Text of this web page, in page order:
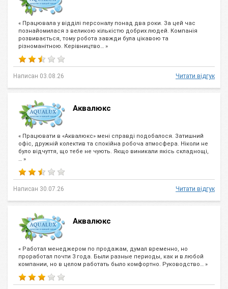
« Працювала у відділі персоналу понад два роки. За цей час
познайомилася з великою кількістю добрих людей. Компанія
розвивається, тому робота завжди була цікавою та
різноманітною. Керівництво… »
Написан 03.08.26 Читати відгук
Аквалюкс
« Працювати в «Аквалюкс» мені справді подобалося. Затишний
офіс, дружній колектив та спокійна робоча атмосфера. Ніколи не
було відчуття, що тебе не чують. Якщо виникали якісь складнощі,
… »
Написан 30.07.26 Читати відгук
Аквалюкс
« Работал менеджером по продажам, думал временно, но
проработал почти 3 года. Были разные периоды, как и в любой
компании, но в целом работать было комфортно. Руководство… »